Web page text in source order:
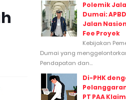
Polemik
Dumai:
Jalan
Fee Proyek
Kebijakan
Dumai yang
Pendapatan dan...
Di-PHK
PT PAA